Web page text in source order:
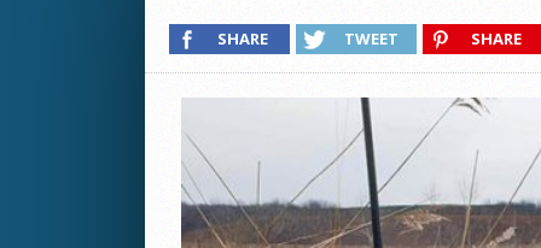
SHARE TWEET SHARE